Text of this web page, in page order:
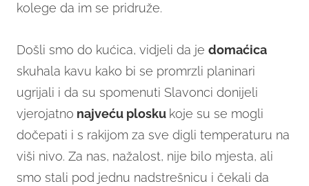
kolege da im se pridruže.
Došli smo do kućica, vidjeli da je domaćica
skuhala kavu kako bi se promrzli planinari
ugrijali i da su spomenuti Slavonci donijeli
vjerojatno najveću plosku koje su se mogli
dočepati i s rakijom za sve digli temperaturu na
viši nivo. Za nas, nažalost, nije bilo mjesta, ali
smo stali pod jednu nadstrešnicu i čekali da